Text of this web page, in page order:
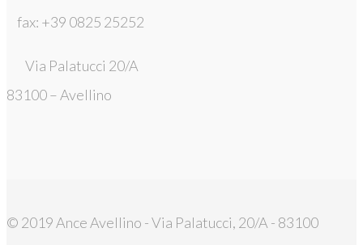
fax: +39 0825 25252
Via Palatucci 20/A
83100 – Avellino
© 2019 Ance Avellino - Via Palatucci, 20/A - 83100